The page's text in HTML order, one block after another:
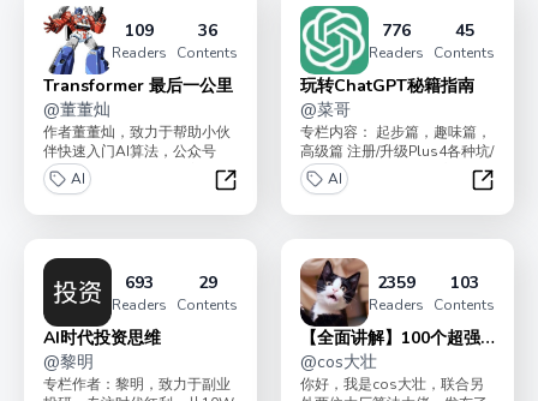
109
Readers
36
Contents
Transformer 最后一公里
@董董灿
作者董董灿，致力于帮助小伙
伴快速入门AI算法，公众号
《董董灿是个攻城狮》主理
人。基于Transfor...
AI
Transformer 最后一公里
776
Readers
45
Contents
玩转ChatGPT秘籍指南
@菜哥
专栏内容： 起步篇，趣味篇，
高级篇 注册/升级Plus4各种坑/
让GPT生图片/GPT4生高清图...
AI
玩转
693
Readers
29
Contents
AI时代投资思维
@黎明
专栏作者：黎明，致力于副业
2359
Readers
103
Contents
【全面讲解】100个超强
机器学习模型
@cos大壮
你好，我是cos大壮，联合另